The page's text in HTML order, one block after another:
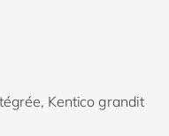
Kentico grandit